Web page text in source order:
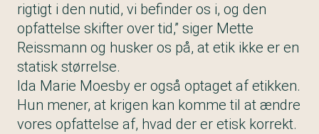
rigtigt i den nutid, vi befinder os i, og den
opfattelse skifter over tid,” siger Mette
Reissmann og husker os på, at etik ikke er en
statisk størrelse.
Ida Marie Moesby er også optaget af etikken.
Hun mener, at krigen kan komme til at ændre
vores opfattelse af, hvad der er etisk korrekt.